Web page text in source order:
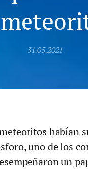
31.05.2021
habían
uno de los
un